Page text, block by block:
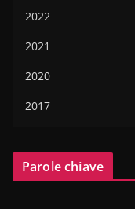
2022
2021
2020
2017
Parole chiave